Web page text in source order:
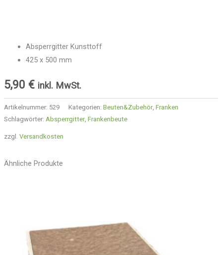
Absperrgitter Kunsttoff
425 x 500 mm
5,90 € inkl. MwSt.
Artikelnummer: 529 Kategorien: Beuten&Zubehör, Franken
Schlagwörter: Absperrgitter, Frankenbeute
zzgl. Versandkosten
Ähnliche Produkte